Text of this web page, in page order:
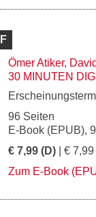
Ömer Atiker,
30 MINUTEN
96 Seiten
E-Book (EPUB),
€ 7,99 (D) | €
Zum E-Book